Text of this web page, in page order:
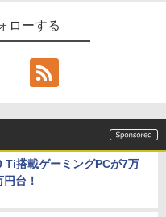
ローする
Ti搭載ゲーミングPCが7万
台！